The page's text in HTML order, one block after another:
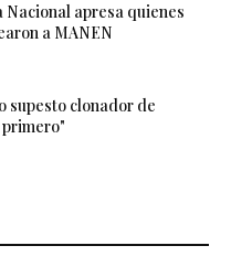
Nacional apresa quienes
a MANEN
supesto clonador de